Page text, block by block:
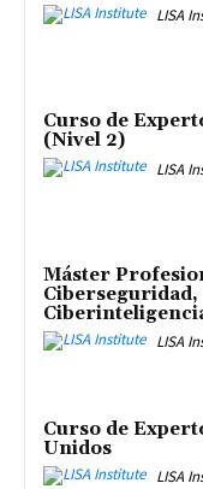
LISA
Curso de
(Nivel 2)
LISA
Máster
Ciberseguridad,
LISA
Curso de
Unidos
LISA